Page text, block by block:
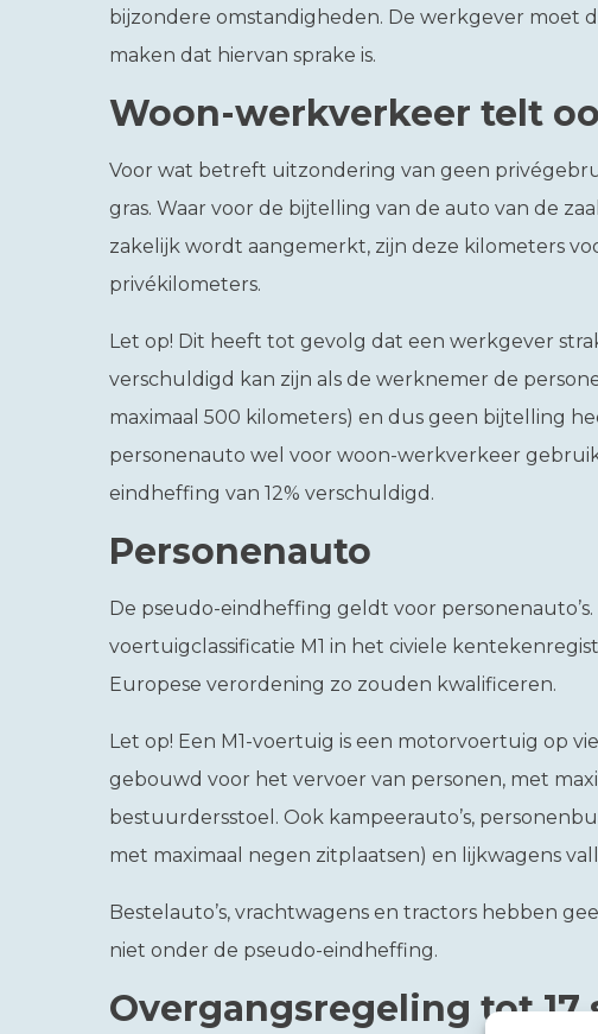
bijzondere omstandigheden. De werkgever moet
maken dat hiervan sprake is.
Woon-werkverkeer telt
Voor wat betreft uitzondering van geen
gras. Waar voor de bijtelling van de auto van de
zakelijk wordt aangemerkt, zijn deze kilometers
privékilometers.
Let op! Dit heeft tot gevolg dat een werkgever
verschuldigd kan zijn als de werknemer de
maximaal 500 kilometers) en dus geen bijtelling
personenauto wel voor woon-werkverkeer
eindheffing van 12% verschuldigd.
Personenauto
De pseudo-eindheffing geldt voor
voertuigclassificatie M1 in het civiele
Europese verordening zo zouden kwalificeren.
Let op! Een M1-voertuig is een motorvoertuig op
gebouwd voor het vervoer van personen, met
bestuurdersstoel. Ook kampeerauto’s,
met maximaal negen zitplaatsen) en lijkwagens
Bestelauto’s, vrachtwagens en tractors hebben
niet onder de pseudo-eindheffing.
Overgangsregeling tot 17